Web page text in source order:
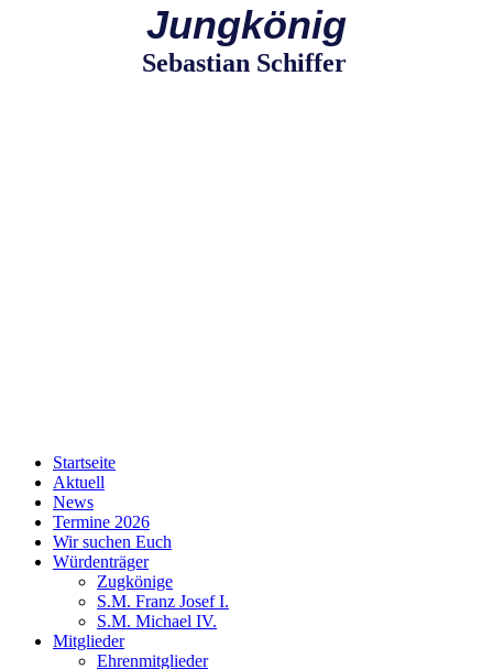
Jungkönig
Sebastian Schiffer
Startseite
Aktuell
News
Termine 2026
Wir suchen Euch
Würdenträger
Zugkönige
S.M. Franz Josef I.
S.M. Michael IV.
Mitglieder
Ehrenmitglieder